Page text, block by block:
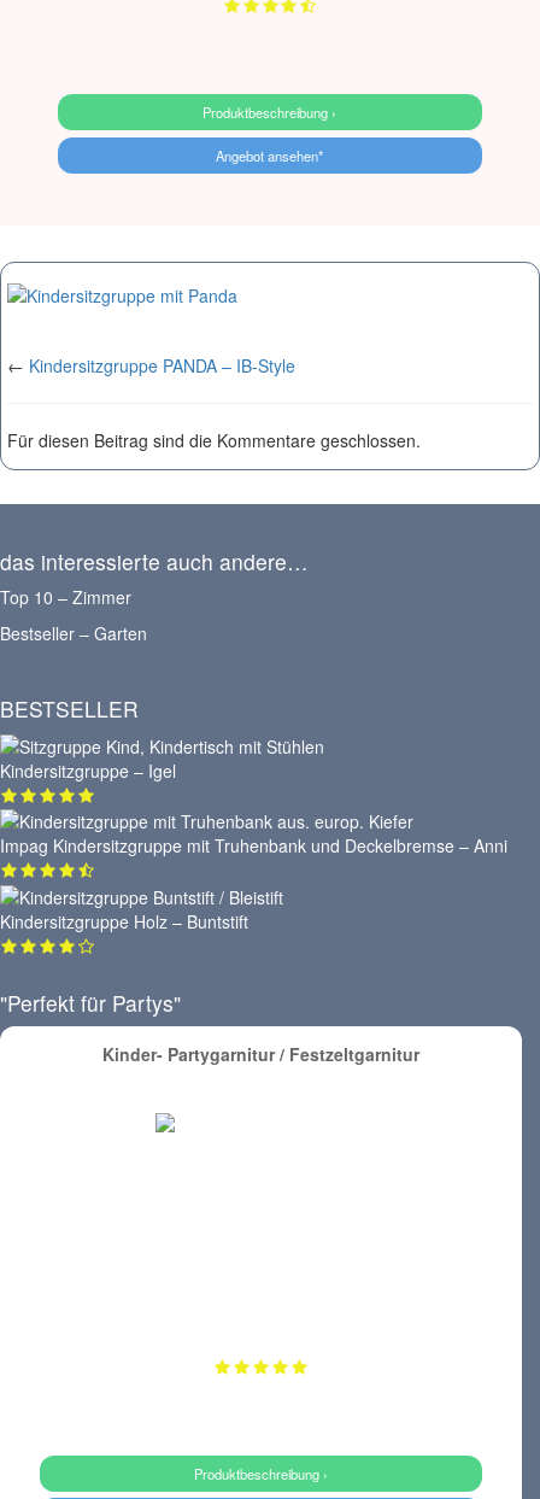
Produktbeschreibung ›
Angebot ansehen*
← Kindersitzgruppe PANDA – IB-Style
Für diesen Beitrag sind die Kommentare geschlossen.
das interessierte auch andere…
Top 10 – Zimmer
Bestseller – Garten
BESTSELLER
Kindersitzgruppe – Igel
Impag Kindersitzgruppe mit Truhenbank und Deckelbremse – Anni
Kindersitzgruppe Holz – Buntstift
"Perfekt für Partys"
Kinder- Partygarnitur / Festzeltgarnitur
Produktbeschreibung ›